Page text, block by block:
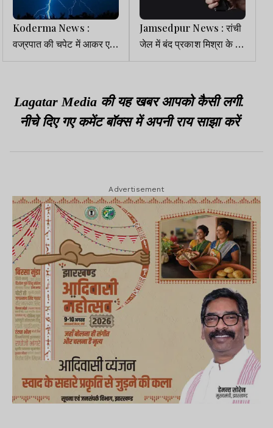
Koderma News :
वज्रपात की चपेट में आकर एक
ही परिवार के तीन लोगों की मौत
Jamsedpur News : रांची
जेल में बंद प्रकाश मिश्रा के घर
पर अपराधियों ने की फायरिंग,
Lagatar Media की यह खबर आपको कैसी लगी.
नीचे दिए गए कमेंट बॉक्स में अपनी राय साझा करें
Advertisement